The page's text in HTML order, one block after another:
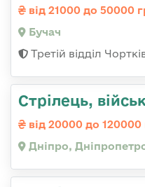
від 21000 до 50000
Бучач
Третій відділ
Стрілець,
від 20000 до 120000
Дніпро,